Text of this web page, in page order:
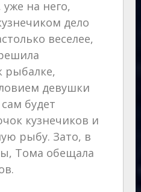
на него,
дело
веселее,
рыбалке,
девушки
будет
кузнечиков и
рыбу. Зато, в
Тома обещала